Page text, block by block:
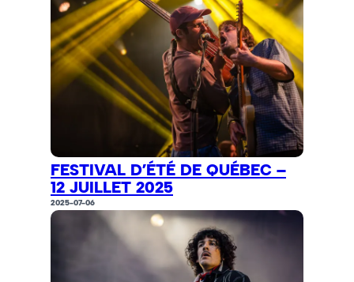
FESTIVAL D’ÉTÉ DE QUÉBEC –
12 JUILLET 2025
2025-07-06